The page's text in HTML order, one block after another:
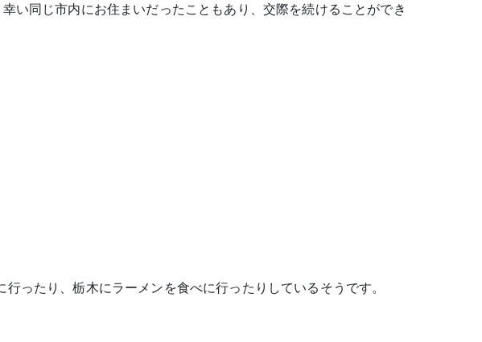
い同じ市内にお住まいだったこともあり、交際を続けることができ
ったり、栃木にラーメンを食べに行ったりしているそうです。